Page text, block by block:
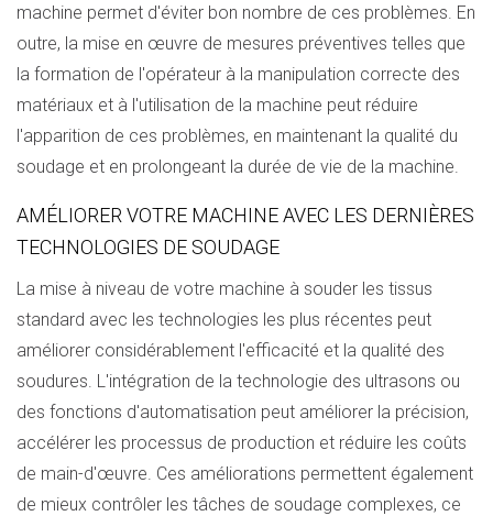
machine permet d'éviter bon nombre de ces problèmes. En
outre, la mise en œuvre de mesures préventives telles que
la formation de l'opérateur à la manipulation correcte des
matériaux et à l'utilisation de la machine peut réduire
l'apparition de ces problèmes, en maintenant la qualité du
soudage et en prolongeant la durée de vie de la machine.
AMÉLIORER VOTRE MACHINE AVEC LES DERNIÈRES
TECHNOLOGIES DE SOUDAGE
La mise à niveau de votre machine à souder les tissus
standard avec les technologies les plus récentes peut
améliorer considérablement l'efficacité et la qualité des
soudures. L'intégration de la technologie des ultrasons ou
des fonctions d'automatisation peut améliorer la précision,
accélérer les processus de production et réduire les coûts
de main-d'œuvre. Ces améliorations permettent également
de mieux contrôler les tâches de soudage complexes, ce